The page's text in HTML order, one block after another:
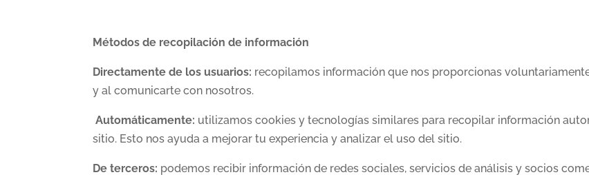
Métodos de recopilación de información
Directamente de los usuarios: recopilamos información que nos proporcionas
y al comunicarte con nosotros.
Automáticamente: utilizamos cookies y tecnologías similares para recopilar información
sitio. Esto nos ayuda a mejorar tu experiencia y analizar el uso del sitio.
De terceros: podemos recibir información de redes sociales, servicios de análisis y socios